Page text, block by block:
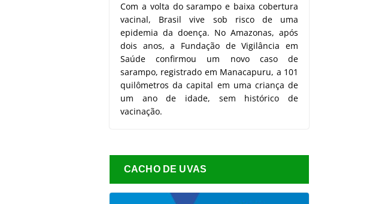
Com a volta do sarampo e baixa cobertura
vacinal, Brasil vive sob risco de uma
epidemia da doença. No Amazonas, após
dois anos, a Fundação de Vigilância em
Saúde confirmou um novo caso de
sarampo, registrado em Manacapuru, a 101
quilômetros da capital em uma criança de
um ano de idade, sem histórico de
vacinação.
CACHO DE UVAS